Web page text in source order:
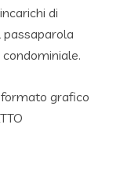
di
formato grafico